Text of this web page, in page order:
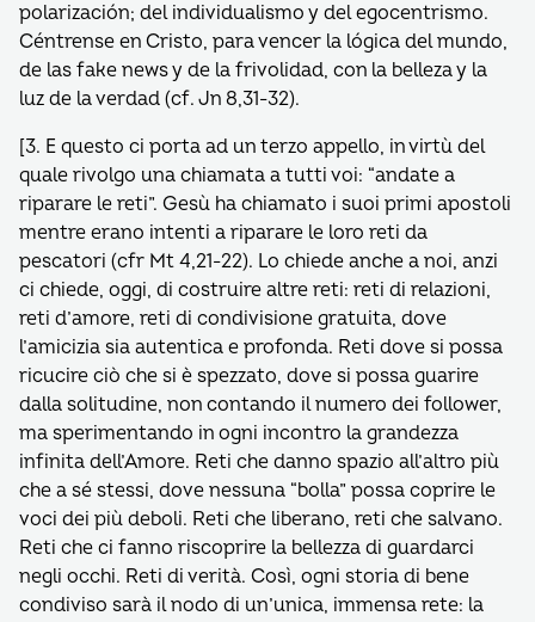
polarización; del individualismo y del egocentrismo.
Céntrense en Cristo, para vencer la lógica del mundo,
de las fake news y de la frivolidad, con la belleza y la
luz de la verdad (cf. Jn 8,31-32).
[3. E questo ci porta ad un terzo appello, in virtù del
quale rivolgo una chiamata a tutti voi: “andate a
riparare le reti”. Gesù ha chiamato i suoi primi apostoli
mentre erano intenti a riparare le loro reti da
pescatori (cfr Mt 4,21-22). Lo chiede anche a noi, anzi
ci chiede, oggi, di costruire altre reti: reti di relazioni,
reti d’amore, reti di condivisione gratuita, dove
l’amicizia sia autentica e profonda. Reti dove si possa
ricucire ciò che si è spezzato, dove si possa guarire
dalla solitudine, non contando il numero dei follower,
ma sperimentando in ogni incontro la grandezza
infinita dell’Amore. Reti che danno spazio all’altro più
che a sé stessi, dove nessuna “bolla” possa coprire le
voci dei più deboli. Reti che liberano, reti che salvano.
Reti che ci fanno riscoprire la bellezza di guardarci
negli occhi. Reti di verità. Così, ogni storia di bene
condiviso sarà il nodo di un’unica, immensa rete: la